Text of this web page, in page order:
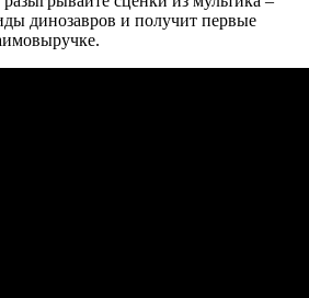
динозавров и получит первые